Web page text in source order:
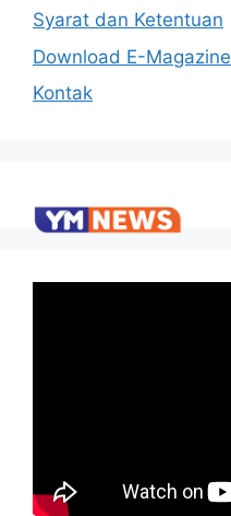
Syarat dan Ketentuan
Download E-Magazine
Kontak